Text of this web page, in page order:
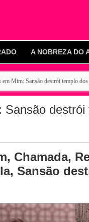
A NOBREZA DO
em Mim: Sansão destrói templo
destrói
Chamada,
Sansão